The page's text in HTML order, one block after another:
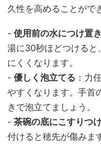
久性を高めることがで
- 使用前の水につけ置き
湯に30秒ほどつけると
にくくなります。
- 優しく泡立てる ：力
やすくなります。手首
きで泡立てましょう。
- 茶碗の底にこすりつ
付けると穂先が傷みま